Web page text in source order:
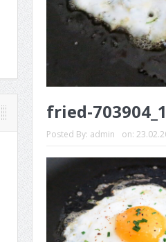
fried-
Posted By: admin on: